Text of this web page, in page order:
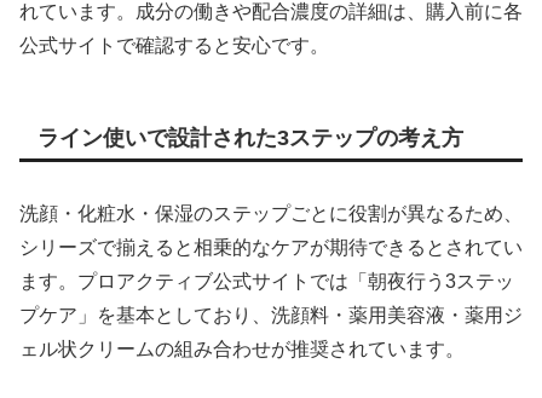
れています。成分の働きや配合濃度の詳細は、購入前に各
公式サイトで確認すると安心です。
ライン使いで設計された3ステップの考え方
洗顔・化粧水・保湿のステップごとに役割が異なるため、
シリーズで揃えると相乗的なケアが期待できるとされてい
ます。プロアクティブ公式サイトでは「朝夜行う3ステッ
プケア」を基本としており、洗顔料・薬用美容液・薬用ジ
ェル状クリームの組み合わせが推奨されています。